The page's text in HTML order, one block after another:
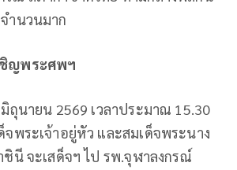
ำนวนมาก
ญพระศพฯ
ถุนายน 2569 เวลาประมาณ 15.30
พระเจ้าอยู่หัว และสมเด็จพระนาง
ชินี จะเสด็จฯ ไป รพ.จุฬาลงกรณ์